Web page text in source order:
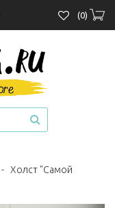
(0)
- Холст "Самой